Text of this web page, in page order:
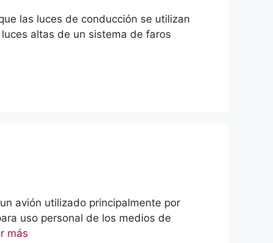
las luces de conducción se utilizan
altas de un sistema de faros
avión utilizado principalmente por
uso personal de los medios de
más